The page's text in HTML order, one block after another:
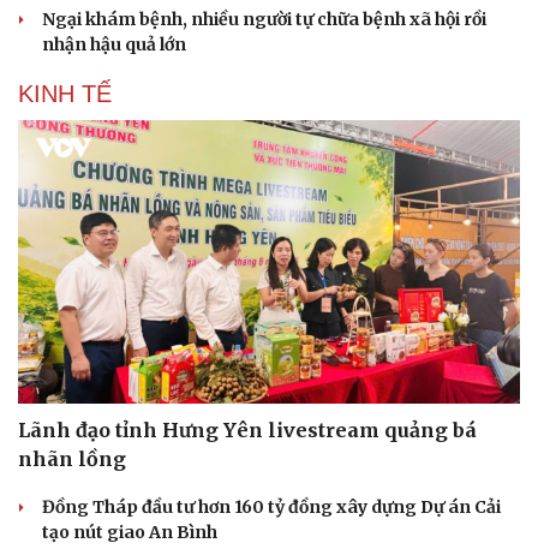
Ngại khám bệnh, nhiều người tự chữa bệnh xã hội rồi
nhận hậu quả lớn
KINH TẾ
Lãnh đạo tỉnh Hưng Yên livestream quảng bá
nhãn lồng
Đồng Tháp đầu tư hơn 160 tỷ đồng xây dựng Dự án Cải
tạo nút giao An Bình